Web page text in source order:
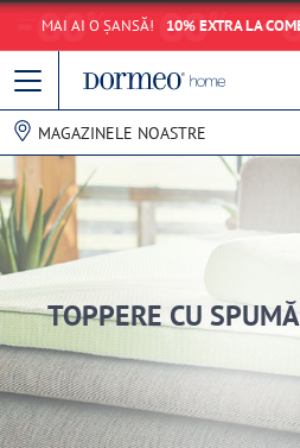
MAI AI O ȘANSĂ! 10% EXTRA LA
MAGAZINELE NOASTRE
TOPPERE CU